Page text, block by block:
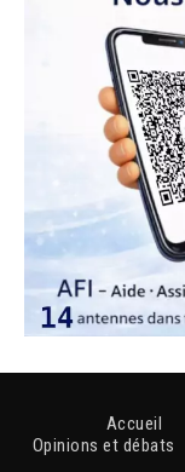
Accueil
Opinions et débats